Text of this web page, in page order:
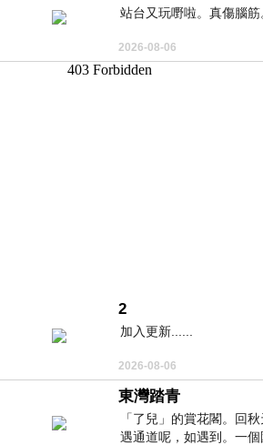
站台又玩嘢啦。真傷腦筋
2026-08-06
2
加入更新......
2026-08-06
東灣踏青
「了兒」的賞花閣。回
遇通道呢，如遇到。一